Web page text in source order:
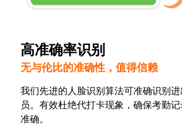
高准确率识别
无与伦比的准确性，值得信赖
我们先进的人脸识别算法可准确识别
员。有效杜绝代打卡现象，确保考勤记
准确。